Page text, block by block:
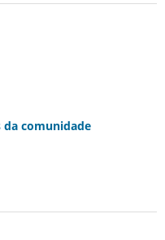
da comunidade